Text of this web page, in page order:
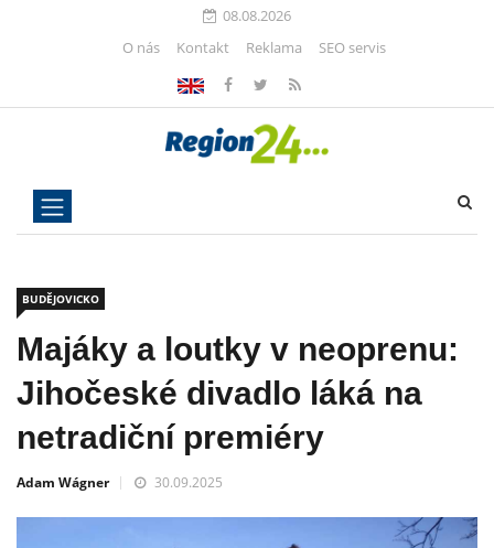
08.08.2026
O nás
Kontakt Reklama SEO servis
BUDĚJOVICKO
Majáky a loutky v neoprenu:
Jihočeské divadlo láká na
netradiční premiéry
Adam Wágner 30.09.2025